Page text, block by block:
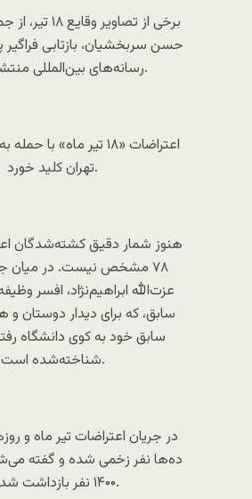
برخی از تصاویر
حسن سربخشیان، بازتابی فراگیر
رسانه‌های بین‌المللی منتشر شدند.
اعتراضات «۱۸ تیر ماه»
تهران کلید خورد.
هنوز شمار دقیق کشته‌شدگان
۷۸ مشخص نیست. در میان
عزت‌الله ابراهیم‌نژاد، افسر
سابق، که برای دیدار دوستان
سابق خود به کوی دانشگاه
شناخته‌شده است.
در جریان اعتراضات تیر ماه و
۱۴۰۰ نفر بازداشت شدند.